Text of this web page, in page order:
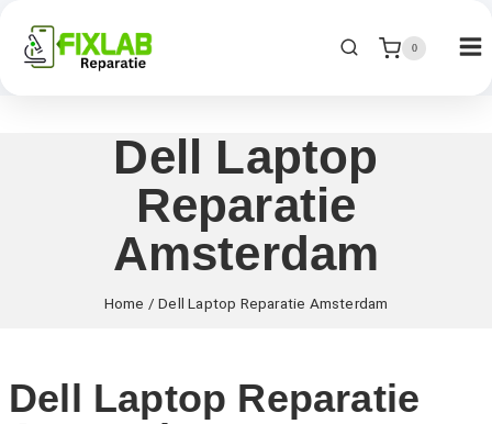
0
Dell Laptop
Reparatie
Amsterdam
Home / Dell Laptop Reparatie Amsterdam
Dell Laptop Reparatie